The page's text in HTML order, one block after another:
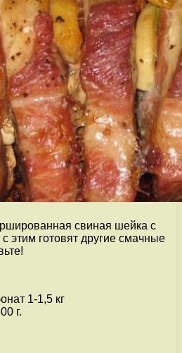
свиная шейка с
этим готовят другие смачные
1-1,5 кг
г.